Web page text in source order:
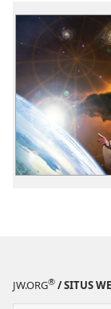
JW.ORG® / SITUS